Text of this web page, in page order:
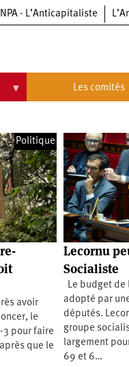
NPA - L’Anticapitaliste
Les comités
Commissions
Qui
sommes-
nous
?
Politique
avoir
le
3 pour faire
que le
Lecornu
Socialiste
Le budget de
adopté par
députés.
groupe
largement
69 et 6…